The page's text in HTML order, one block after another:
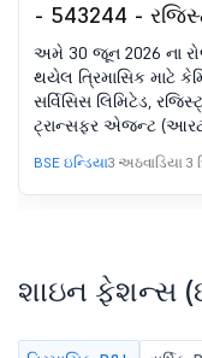
- 543244 -
કમ્પ્લાયન્સ-
(DP) રેગ્યુલેશન્સ,
(5)
અમે 30 જૂન 2026 ના
થયેલ ત્રિમાસિક માટે
સર્વિસિસ લિમિટેડ,
ટ્રાન્સફર એજન્ટ
પ્રાપ્ત કમ્પ્લાયન્સ
સબમિટ કરીએ છીએ.
BSE ઇન્ડિયા3 અઠવાડિયા 3
શાઇન ફેશન્સ